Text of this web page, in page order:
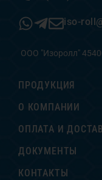
iso-
ООО "Изоролл"
ПРОДУКЦИЯ
О КОМПАНИИ
ОПЛАТА И
ДОКУМЕНТЫ
КОНТАКТЫ